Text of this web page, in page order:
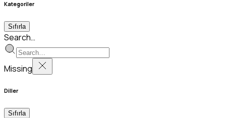
Kategoriler
Sıfırla
Search…
Missing
Diller
Sıfırla